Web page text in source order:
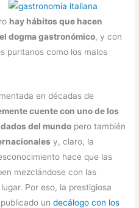
hay hábitos que hacen
dogma gastronómico, y con
puritanos como los malos
en décadas de
cuente con uno de los
del mundo pero también
y, claro, la
hace que las
mezclándose con las
Por eso, la prestigiosa
publicado undecálogo con los